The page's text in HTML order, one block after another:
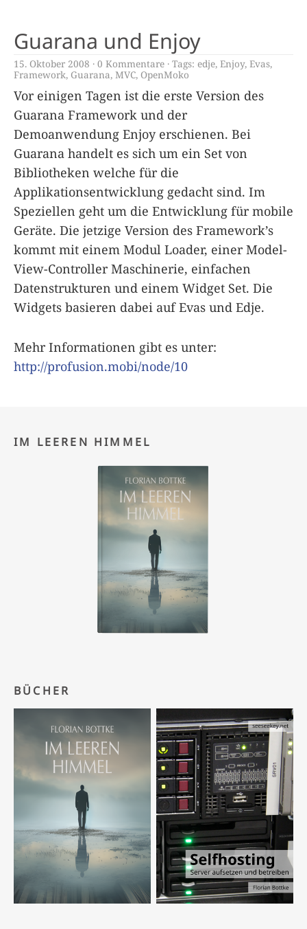
Guarana und Enjoy
15. Oktober 2008 0 Kommentare Tags: edje, Enjoy, Evas,
Framework, Guarana, MVC, OpenMoko
Vor einigen Tagen ist die erste Version des
Guarana Framework und der
Demoanwendung Enjoy erschienen. Bei
Guarana handelt es sich um ein Set von
Bibliotheken welche für die
Applikationsentwicklung gedacht sind. Im
Speziellen geht um die Entwicklung für mobile
Geräte. Die jetzige Version des Framework’s
kommt mit einem Modul Loader, einer Model-
View-Controller Maschinerie, einfachen
Datenstrukturen und einem Widget Set. Die
Widgets basieren dabei auf Evas und Edje.
Mehr Informationen gibt es unter:
http://profusion.mobi/node/10
IM LEEREN HIMMEL
BÜCHER